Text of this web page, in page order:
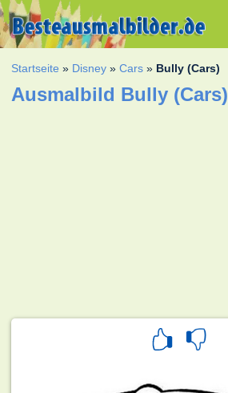
Startseite » Disney »Cars » Bully (Cars)
Ausmalbild Bully (Cars)